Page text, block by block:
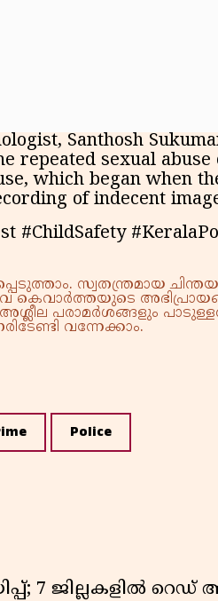
Santhosh
repeated sexual abuse
which began when
of indecent
#ChildSafety
സ്വതന്ത്രമായ
കെവാർത്തയുടെ
പരാമർശങ്ങളും
വന്നേക്കാം.
Police
7 ജില്ലകളിൽ റെഡ്